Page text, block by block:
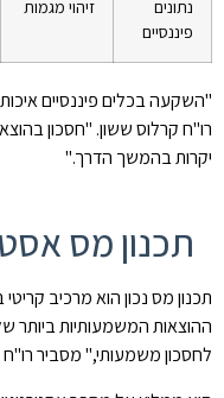
נתונים
פיננסיים
זיהוי מגמות
"השקעה בכלים פיננסיים
רו"ח קרלוס ששון. "חסכון
יקרות בהמשך הדרך."
תכנון מס
תכנון מס נכון הוא מרכיב
ההוצאות המשמעותיות ביותר
לחסכון משמעותי," מסביר רו"ח